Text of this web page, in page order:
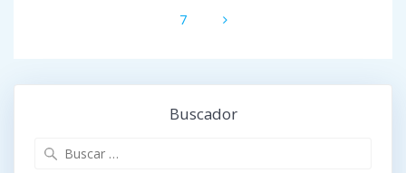
Página
7
Buscador